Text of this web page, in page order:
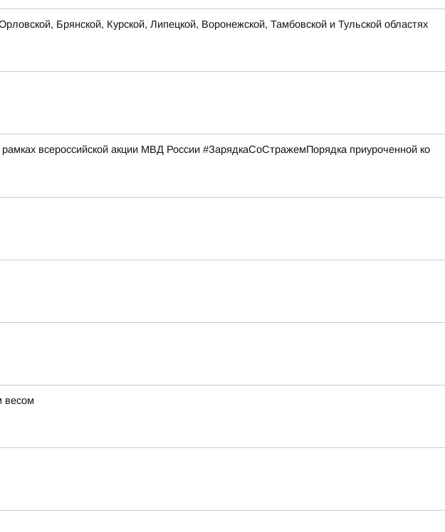
Брянской, Курской, Липецкой, Воронежской, Тамбовской и Тульской областях
всероссийской акции МВД России #ЗарядкаСоСтражемПорядка приуроченной ко
весом